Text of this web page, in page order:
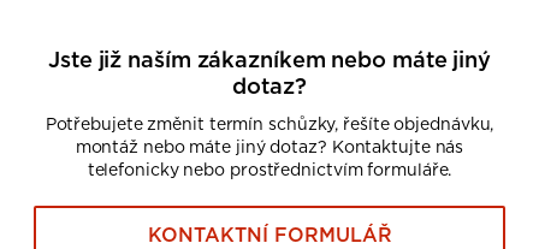
Jste již naším zákazníkem nebo máte jiný
dotaz?
Potřebujete změnit termín schůzky, řešíte objednávku,
montáž nebo máte jiný dotaz? Kontaktujte nás
telefonicky nebo prostřednictvím formuláře.
KONTAKTNÍ FORMULÁŘ